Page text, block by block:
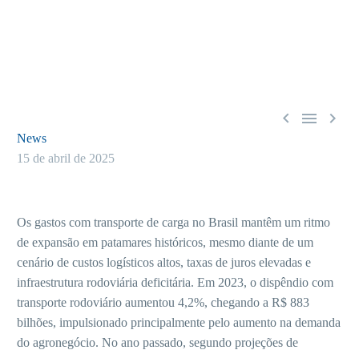
  
News
15 de abril de 2025
Os gastos com transporte de carga no Brasil mantêm um ritmo
de expansão em patamares históricos, mesmo diante de um
cenário de custos logísticos altos, taxas de juros elevadas e
infraestrutura rodoviária deficitária. Em 2023, o dispêndio com
transporte rodoviário aumentou 4,2%, chegando a R$ 883
bilhões, impulsionado principalmente pelo aumento na demanda
do agronegócio. No ano passado, segundo projeções de